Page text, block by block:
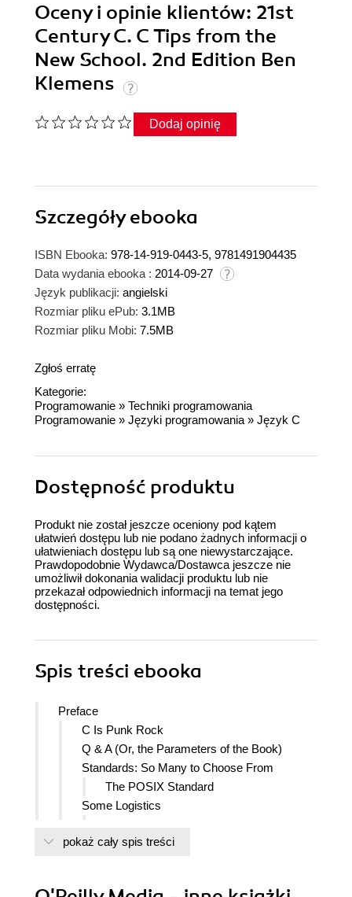
Oceny i opinie klientów: 21st
Century C. C Tips from the
New School. 2nd Edition Ben
Klemens
Dodaj opinię
Szczegółyebooka
ISBN Ebooka: 978-14-919-0443-5, 9781491904435
Data wydania ebooka : 2014-09-27
Język publikacji: angielski
Rozmiar pliku ePub: 3.1MB
Rozmiar pliku Mobi: 7.5MB
Zgłoś erratę
Kategorie:
Programowanie » Techniki programowania
Programowanie » Języki programowania » Język C
Dostępność produktu
Produkt nie został jeszcze oceniony pod kątem
ułatwień dostępu lub nie podano żadnych informacji o
ułatwieniach dostępu lub są one niewystarczające.
Prawdopodobnie Wydawca/Dostawca jeszcze nie
umożliwił dokonania walidacji produktu lub nie
przekazał odpowiednich informacji na temat jego
dostępności.
Spis treści ebooka
Preface
C Is Punk Rock
Q & A (Or, the Parameters of the Book)
Standards: So Many to Choose From
The POSIX Standard
Some Logistics
Conventions Used in This Book
pokaż cały spis treści